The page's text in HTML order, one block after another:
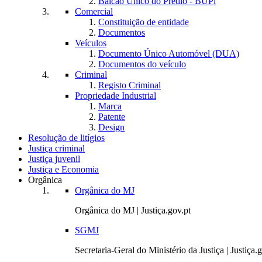
Comercial
Constituição de entidade
Documentos
Veículos
Documento Único Automóvel (DUA)
Documentos do veículo
Criminal
Registo Criminal
Propriedade Industrial
Marca
Patente
Design
Resolução de litígios
Justiça criminal
Justiça juvenil
Justiça e Economia
Orgânica
Orgânica do MJ
Orgânica do MJ | Justiça.gov.pt
SGMJ
Secretaria-Geral do Ministério da Justiça |